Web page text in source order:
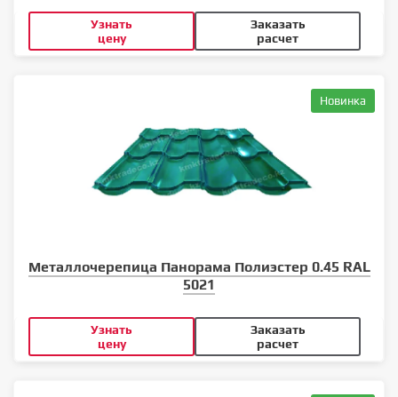
Узнать
цену
Заказать
расчет
Новинка
Металлочерепица Панорама Полиэстер 0.45 RAL
5021
Узнать
цену
Заказать
расчет